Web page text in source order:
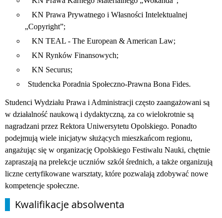
KN Prawa Prywatnego i Własności Intelektualnej
„Copyright”;
KN TEAL - The European & American Law;
KN Rynków Finansowych;
KN Securus;
Studencka Poradnia Społeczno-Prawna Bona Fides.
Studenci Wydziału Prawa i Administracji często zaangażowani są
w działalność naukową i dydaktyczną, za co wielokrotnie są
nagradzani przez Rektora Uniwersytetu Opolskiego. Ponadto
podejmują wiele inicjatyw służących mieszkańcom regionu,
angażując się w organizację Opolskiego Festiwalu Nauki, chętnie
zapraszają na prelekcje uczniów szkół średnich, a także organizują
liczne certyfikowane warsztaty, które pozwalają zdobywać nowe
kompetencje społeczne.
Kwalifikacje absolwenta